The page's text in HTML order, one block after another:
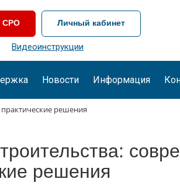
СРО Личный кабинет
Видеоинструкции
Новости Информация
решения
решения